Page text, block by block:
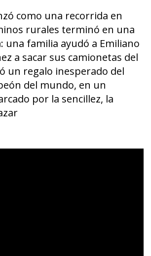
como una recorrida en
rurales terminó en una
una familia ayudó a Emiliano
a sacar sus camionetas del
un regalo inesperado del
del mundo, en un
por la sencillez, la